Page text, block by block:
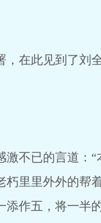
在此见到了刘全
不已的言道：“
里里外外的帮
作五，将一半